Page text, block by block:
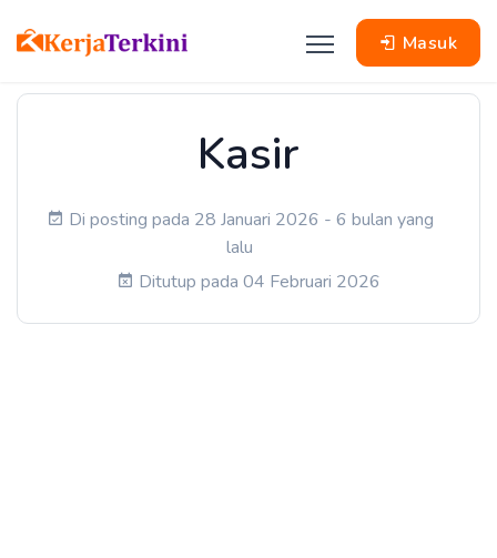
Masuk
Kasir
Di posting pada 28 Januari 2026 - 6 bulan yang
lalu
Ditutup pada 04 Februari 2026